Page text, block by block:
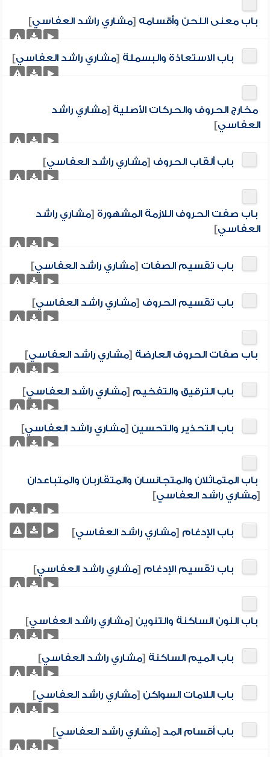
باب معنى اللحن وأقسامه [مشاري راشد العفاسي]
باب الاستعاذة والبسملة [مشاري راشد العفاسي]
مخارج الحروف والحركات الأصلية [مشاري راشد
العفاسي]
باب ألقاب الحروف [مشاري راشد العفاسي]
باب صفت الحروف اللازمة المشهورة [مشاري راشد
العفاسي]
باب تقسيم الصفات [مشاري راشد العفاسي]
باب تقسيم الحروف [مشاري راشد العفاسي]
باب صفات الحروف العارضة [مشاري راشد العفاسي]
باب الترقيق والتفخيم [مشاري راشد العفاسي]
باب التحذير والتحسين [مشاري راشد العفاسي]
باب المتماثلان والمتجانسان والمتقاربان والمتباعدان
[مشاري راشد العفاسي]
باب الإدغام [مشاري راشد العفاسي]
باب تقسيم الإدغام [مشاري راشد العفاسي]
باب النون الساكنة والتنوين [مشاري راشد العفاسي]
باب الميم الساكنة [مشاري راشد العفاسي]
باب اللامات السواكن [مشاري راشد العفاسي]
باب أقسام المد [مشاري راشد العفاسي]